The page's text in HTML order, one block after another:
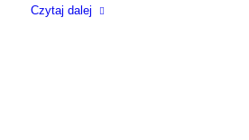
Czytaj dalej